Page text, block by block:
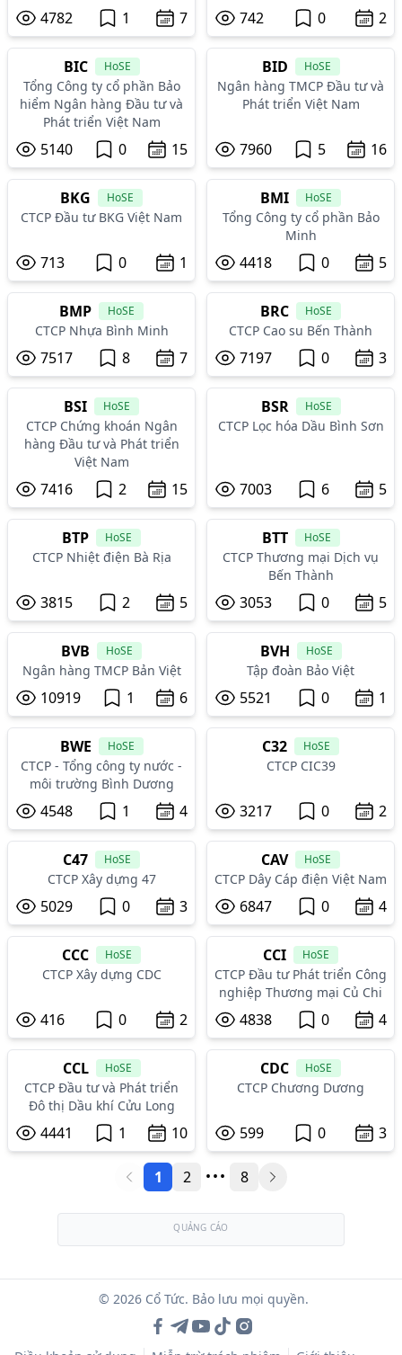
4782 1 7 742 0 2
BIC HoSE
Tổng Công ty cổ phần Bảo
hiểm Ngân hàng Đầu tư và
Phát triển Việt Nam
5140 0 15
BID HoSE
Ngân hàng TMCP Đầu tư và
Phát triển Việt Nam
7960 5 16
BKG HoSE
CTCP Đầu tư BKG Việt Nam
713 0 1
BMI HoSE
Tổng Công ty cổ phần Bảo
Minh
4418 0 5
BMP HoSE
CTCP Nhựa Bình Minh
7517 8 7
BRC HoSE
CTCP Cao su Bến Thành
7197 0 3
BSI HoSE
CTCP Chứng khoán Ngân
hàng Đầu tư và Phát triển
Việt Nam
7416 2 15
BSR HoSE
CTCP Lọc hóa Dầu Bình Sơn
7003 6 5
BTP HoSE
CTCP Nhiệt điện Bà Rịa
3815 2 5
BTT HoSE
CTCP Thương mại Dịch vụ
Bến Thành
3053 0 5
BVB HoSE
Ngân hàng TMCP Bản Việt
10919 1 6
BVH HoSE
Tập đoàn Bảo Việt
5521 0 1
BWE HoSE
CTCP - Tổng công ty nước -
môi trường Bình Dương
4548 1 4
C32 HoSE
CTCP CIC39
3217 0 2
C47 HoSE
CTCP Xây dựng 47
5029 0 3
CAV HoSE
CTCP Dây Cáp điện Việt Nam
6847 0 4
CCC HoSE
CTCP Xây dựng CDC
416 0 2
CCI HoSE
CTCP Đầu tư Phát triển Công
nghiệp Thương mại Củ Chi
4838 0 4
CCL HoSE
CTCP Đầu tư và Phát triển
Đô thị Dầu khí Cửu Long
4441 1 10
CDC HoSE
CTCP Chương Dương
599 0 3
1 2 ... 8
QUẢNG CÁO
© 2026 Cổ Tức. Bảo lưu mọi quyền.